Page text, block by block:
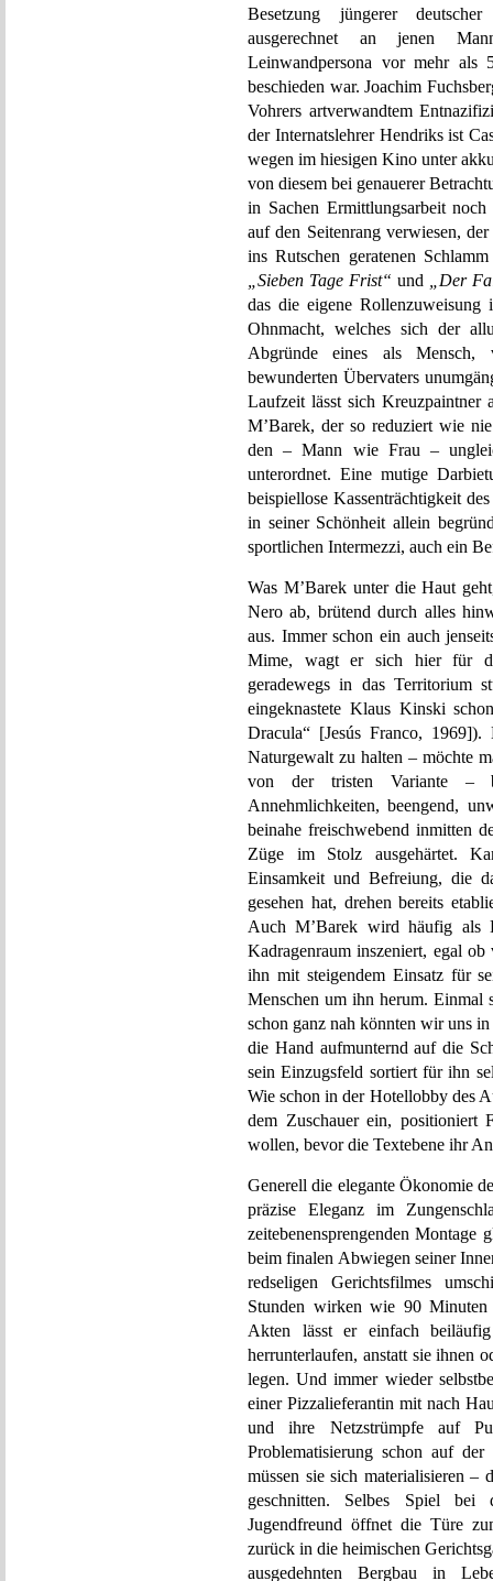
Besetzung jüngerer
ausgerechnet an jenen
Leinwandpersona vor mehr als
beschieden war. Joachim
Vohrers artverwandtem
der Internatslehrer Hendriks ist
wegen im hiesigen Kino unter
von diesem bei genauerer
in Sachen Ermittlungsarbeit
auf den Seitenrang verwiesen,
ins Rutschen geratenen
„Sieben Tage Frist“ und
„Der
das die eigene
Ohnmacht, welches sich der
Abgründe eines als
bewunderten Übervaters
Laufzeit lässt sich
M’Barek, der so reduziert wie
den – Mann wie Frau –
unterordnet. Eine mutige
beispiellose Kassenträchtigkeit
in seiner Schönheit allein
sportlichen Intermezzi, auch ein
Was M’Barek unter die Haut
Nero ab, brütend durch alles
aus. Immer schon ein auch
Mime, wagt er sich hier für
geradewegs in das Territorium
eingeknastete Klaus Kinski
Dracula“ [Jesús Franco,
Naturgewalt zu halten – möchte
von der tristen Variante –
Annehmlichkeiten, beengend,
beinahe freischwebend inmitten
Züge im Stolz ausgehärtet.
Einsamkeit und Befreiung, die
gesehen hat, drehen bereits
Auch M’Barek wird häufig als
Kadragenraum inszeniert, egal
ihn mit steigendem Einsatz für
Menschen um ihn herum. Einmal
schon ganz nah könnten wir uns
die Hand aufmunternd auf die
sein Einzugsfeld sortiert für ihn
Wie schon in der Hotellobby des
dem Zuschauer ein, positioniert
wollen, bevor die Textebene ihr
Generell die elegante Ökonomie
präzise Eleganz im
zeitebenensprengenden Montage
beim finalen Abwiegen seiner
redseligen Gerichtsfilmes
Stunden wirken wie 90
Akten lässt er einfach
herrunterlaufen, anstatt sie ihnen
legen. Und immer wieder
einer Pizzalieferantin mit nach
und ihre Netzstrümpfe auf
Problematisierung schon auf
müssen sie sich materialisieren –
geschnitten. Selbes Spiel
Jugendfreund öffnet die Türe
zurück in die heimischen
ausgedehnten Bergbau in